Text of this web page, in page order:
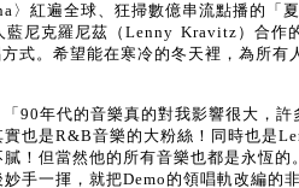
紅遍全球、狂掃數億串流點播的「
藍尼克羅尼茲（Lenny Kravitz）合
式。希望能在寒冷的冬天裡，為所有
90年代的音樂真的對我影響很大，
也是R&B音樂的大粉絲！同時也是
！但當然他的所有音樂也都是永恆的
手一揮，就把Demo的領唱軌改編的